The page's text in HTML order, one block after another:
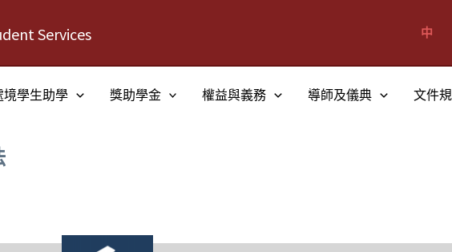
Services 中
境學生助學 獎助學金 權益與義務 導師及儀典 文件